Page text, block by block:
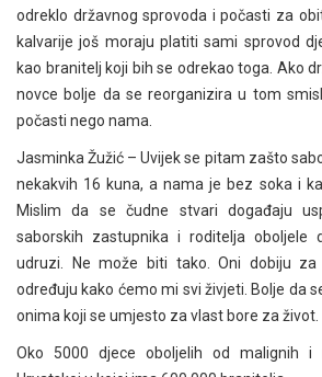
odreklo državnog sprovoda i počasti za
kalvarije još moraju platiti sami sprovod
kao branitelj koji bih se odrekao toga. Ako
novce bolje da se reorganizira u tom
počasti nego nama.
Jasminka Žužić – Uvijek se pitam zašto
nekakvih 16 kuna, a nama je bez soka i
Mislim da se čudne stvari događaju
saborskih zastupnika i roditelja oboljele
udruzi. Ne može biti tako. Oni dobiju
određuju kako ćemo mi svi živjeti. Bolje da
onima koji se umjesto za vlast bore za život.
Oko 5000 djece oboljelih od malignih i